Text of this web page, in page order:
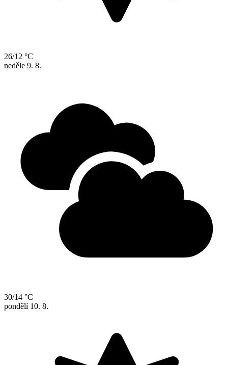
26/12 °C
neděle 9. 8.
30/14 °C
pondělí 10. 8.